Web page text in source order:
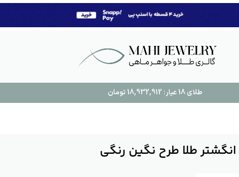
طلای 18 عیار: 18,932,912 تومان
انگشتر طلا طرح نگین رنگی